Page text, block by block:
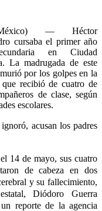
— Héctor
cursaba el primer año
en Ciudad
La madrugada de este
por los golpes en la
que recibió de cuatro de
de clase, según
escolares.
acusan los padres
14 de mayo, sus cuatro
de cabeza en dos
y su fallecimiento,
Diódoro Guerra
reporte de la agencia